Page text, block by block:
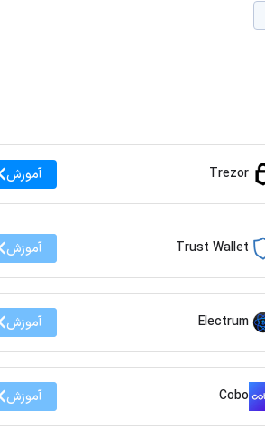
Trezor آموزش
Trust Wallet آموزش
Electrum آموزش
Cobo آموزش